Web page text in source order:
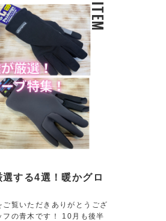
ITEM
選する4選！暖かグロ
覧いただきありがとうござ
フの青木です！ 10月も後半